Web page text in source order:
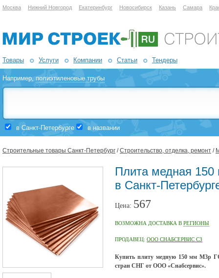
Москва Нижний Новгород Екатеринбург Новосибирск Казань Самара
Товары Услуги Компании Статьи Тендеры
Например,полиэтиленовые трубы
в Санкт-Петербурге в названии
Строительные товары Санкт-Петербург /Строительство, отделка, ремонт /
Плита медная
в Санкт-
Цена: 567
ВОЗМОЖНА ДОСТАВКА В РЕГИОНЫ
ПРОДАВЕЦ: ООО СНАБСЕРВИС СЗ
Купить плиту медную 150 мм М3р
стран СНГ от ООО «Снабсервис».